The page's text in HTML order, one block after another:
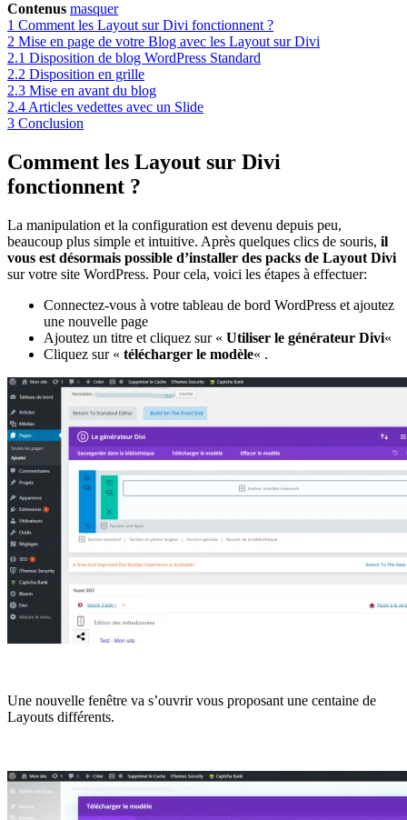
Contenus masquer
1 Comment les Layout sur Divi fonctionnent ?
2 Mise en page de votre Blog avec les Layout sur Divi
2.1 Disposition de blog WordPress Standard
2.2 Disposition en grille
2.3 Mise en avant du blog
2.4 Articles vedettes avec un Slide
3 Conclusion
Comment les Layout sur Divi
fonctionnent ?
La manipulation et la configuration est devenu depuis peu,
beaucoup plus simple et intuitive. Après quelques clics de souris, il
vous est désormais possible d’installer des packs de Layout Divi
sur votre site WordPress. Pour cela, voici les étapes à effectuer:
Connectez-vous à votre tableau de bord WordPress et ajoutez
une nouvelle page
Ajoutez un titre et cliquez sur « Utiliser le générateur Divi«
Cliquez sur « télécharger le modèle« .
Une nouvelle fenêtre va s’ouvrir vous proposant une centaine de
Layouts différents.